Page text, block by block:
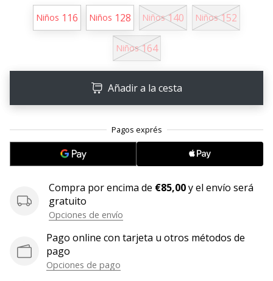
Weplayhandball!
jugón?
en
Mostrar
todos
Niños 116 Niños 128 Niños 140 Niños 152
Niños 164
Añadir a la cesta
Compra por encima de €85,00y el envío será
gratuito
Opciones de envío
Pago online con tarjeta u otros métodos de
pago
Opciones de pago